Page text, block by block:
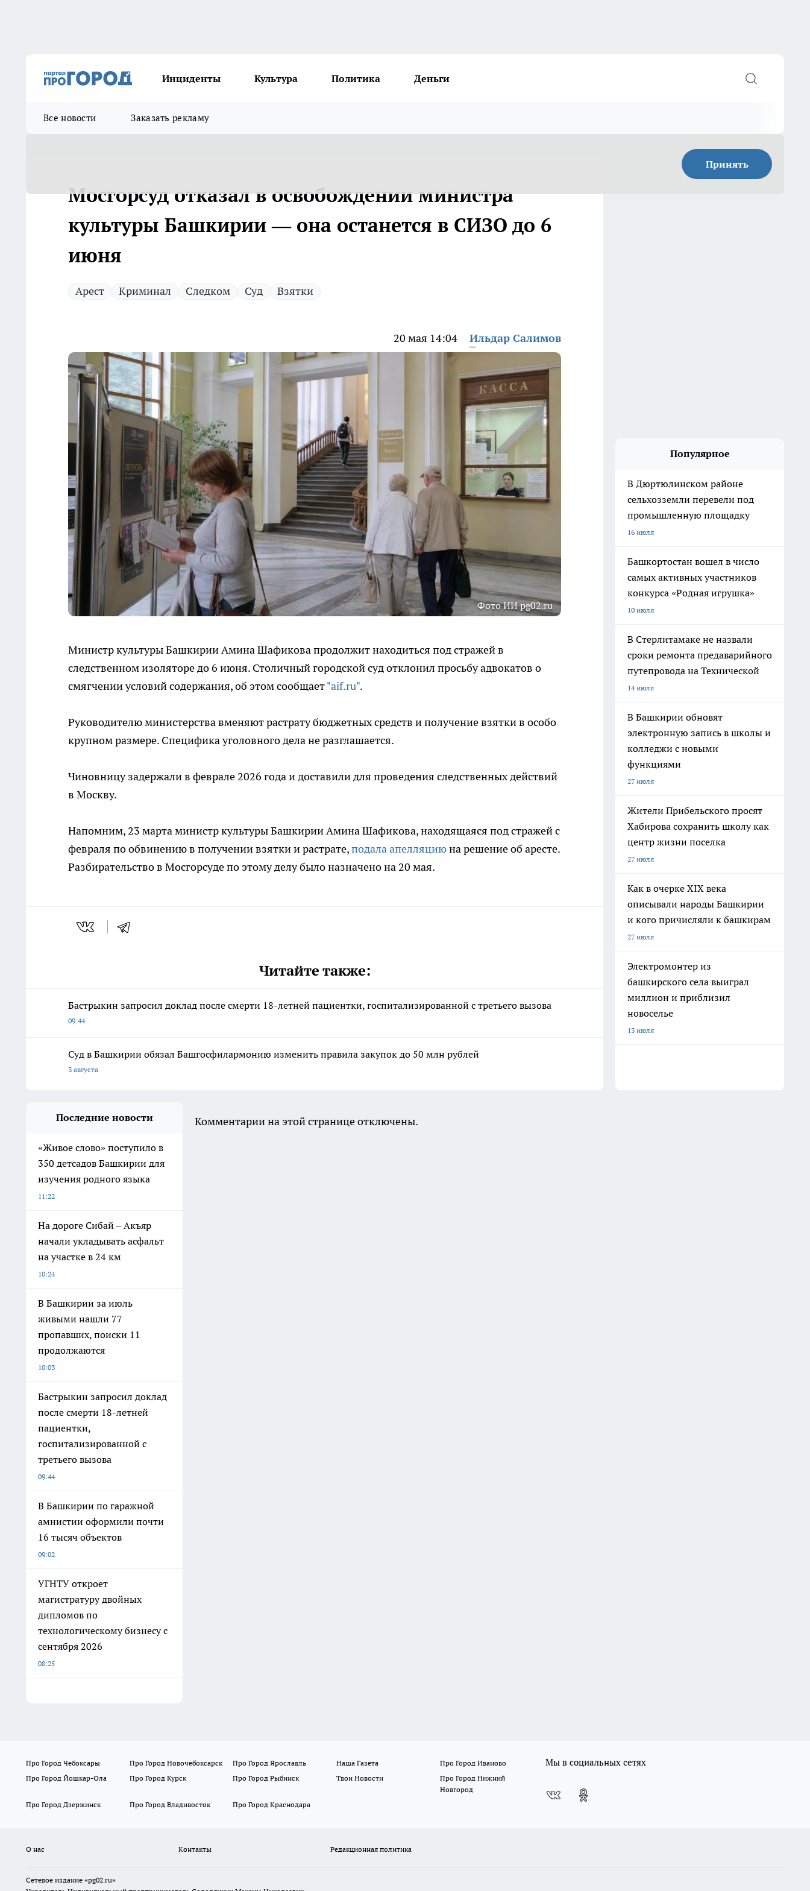
Инциденты Культура Политика Деньги
Все новости Заказать рекламу
Принять
Мосгорсуд отказал в освобождении министра
культуры Башкирии — она останется в СИЗО до 6
июня
Арест Криминал Следком Суд Взятки
20 мая 14:04 Ильдар Салимов
Фото ИИ pg02.ru
Министр культуры Башкирии Амина Шафикова продолжит находиться под стражей в
следственном изоляторе до 6 июня. Столичный городской суд отклонил просьбу адвокатов о
смягчении условий содержания, об этом сообщает"aif.ru".
Руководителю министерства вменяют растрату бюджетных средств и получение взятки в особо
крупном размере. Специфика уголовного дела не разглашается.
Чиновницу задержали в феврале 2026 года и доставили для проведения следственных действий
в Москву.
Напомним, 23 марта министр культуры Башкирии Амина Шафикова, находящаяся под стражей с
февраля по обвинению в получении взятки и растрате,подала апелляциюна решение об аресте.
Разбирательство в Мосгорсуде по этому делу было назначено на 20 мая.
Читайте также:
Бастрыкин запросил доклад после смерти 18-летней пациентки, госпитализированной с третьего вызова
09:44
Суд в Башкирии обязал Башгосфилармонию изменить правила закупок до 50 млн рублей
3 августа
Популярное
В Дюртюлинском районе
сельхозземли перевели под
промышленную площадку
16 июля
Башкортостан вошел в число
самых активных участников
конкурса «Родная игрушка»
10 июля
В Стерлитамаке не назвали
сроки ремонта предаварийного
путепровода на Технической
14 июля
В Башкирии обновят
электронную запись в школы и
колледжи с новыми
функциями
27 июля
Жители Прибельского просят
Хабирова сохранить школу как
центр жизни поселка
27 июля
Как в очерке XIX века
описывали народы Башкирии
и кого причисляли к башкирам
27 июля
Электромонтер из
башкирского села выиграл
миллион и приблизил
новоселье
13 июля
Последние новости
«Живое слово» поступило в
350 детсадов Башкирии для
изучения родного языка
11:22
На дороге Сибай – Акъяр
начали укладывать асфальт
на участке в 24 км
10:24
В Башкирии за июль
живыми нашли 77
пропавших, поиски 11
продолжаются
10:03
Бастрыкин запросил доклад
после смерти 18-летней
пациентки,
госпитализированной с
третьего вызова
09:44
В Башкирии по гаражной
амнистии оформили почти
16 тысяч объектов
09:02
УГНТУ откроет
магистратуру двойных
дипломов по
технологическому бизнесу с
сентября 2026
08:25
Комментарии на этой странице отключены.
Про Город Чебоксары Про Город Новочебоксарск Про Город Ярославль Наша Газета
Про Город Иваново
Про Город Йошкар-Ола
Про Город Курск Про Город Рыбинск Твои Новости
Про Город Нижний
Новгород
Про Город Дзержинск
Про Город Владивосток Про Город Краснодара
Мы в социальных сетях
О нас Контакты Редакционная политика
Сетевое издание «pg02.ru»